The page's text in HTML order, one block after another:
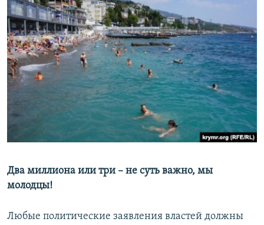
Два миллиона или три – не суть важно, мы
молодцы!
Любые политические заявления властей должны